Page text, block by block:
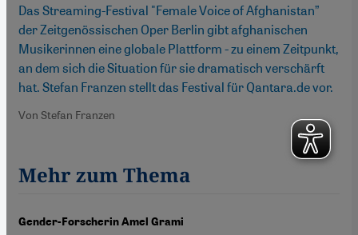
Das Streaming-Festival "Female Voice of Afghanistan”
der Zeitgenössischen Oper Berlin gibt afghanischen
Musikerinnen eine globale Plattform - zu einem Zeitpunkt,
an dem sich die Situation für sie dramatisch verschärft
hat. Stefan Franzen stellt das Festival für Qantara.de vor.
Von Stefan Franzen
Mehr zum Thema
Gender-Forscherin Amel Grami